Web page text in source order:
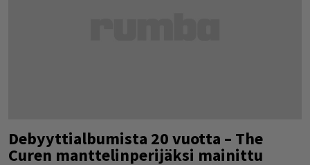
Debyyttialbumista 20 vuotta – The
Curen manttelinperijäksi mainittu